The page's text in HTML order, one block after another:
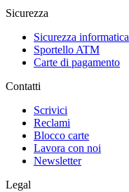
Sicurezza
Sicurezza informatica
Sportello ATM
Carte di pagamento
Contatti
Scrivici
Reclami
Blocco carte
Lavora con noi
Newsletter
Legal